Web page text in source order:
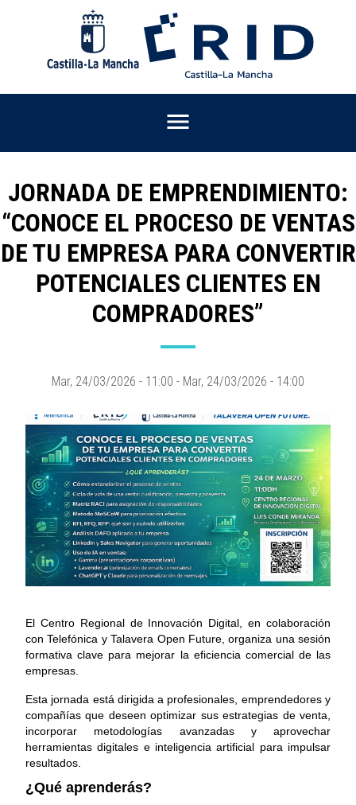
JORNADA DE EMPRENDIMIENTO:
“CONOCE EL PROCESO DE VENTAS
DE TU EMPRESA PARA CONVERTIR
POTENCIALES CLIENTES EN
COMPRADORES”
Mar, 24/03/2026 - 11:00 - Mar, 24/03/2026 - 14:00
El Centro Regional de Innovación Digital, en colaboración
con Telefónica y Talavera Open Future, organiza una sesión
formativa clave para mejorar la eficiencia comercial de las
empresas.
Esta jornada está dirigida a profesionales, emprendedores y
compañías que deseen optimizar sus estrategias de venta,
incorporar metodologías avanzadas y aprovechar
herramientas digitales e inteligencia artificial para impulsar
resultados.
¿Qué aprenderás?